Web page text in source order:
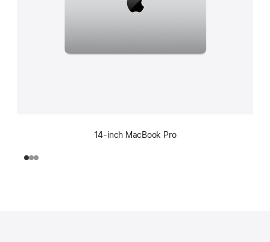
14‑inch MacBook Pro